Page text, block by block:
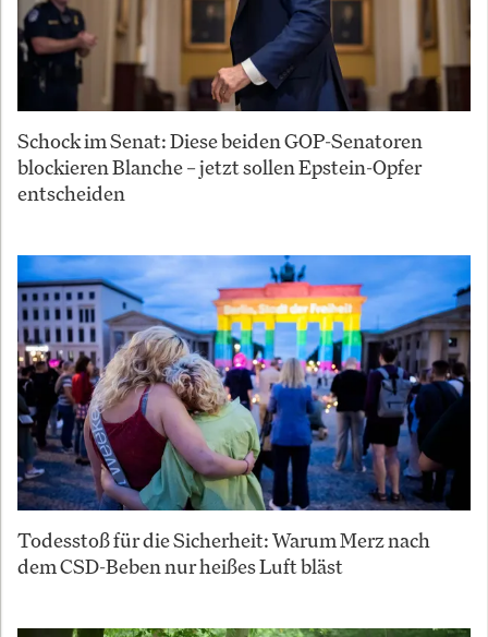
Schock im Senat: Diese beiden GOP-Senatoren
blockieren Blanche – jetzt sollen Epstein-Opfer
entscheiden
Todesstoß für die Sicherheit: Warum Merz nach
dem CSD-Beben nur heißes Luft bläst